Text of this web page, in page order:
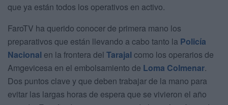
que ya están todos los operativos en activo.
FaroTV ha querido conocer de primera mano los
preparativos que están llevando a cabo tanto la Policía
Nacional en la frontera del Tarajal como los operarios de
Amgevicesa en el embolsamiento de Loma Colmenar.
Dos puntos clave y que deben trabajar de la mano para
evitar las largas horas de espera que se vivieron el año